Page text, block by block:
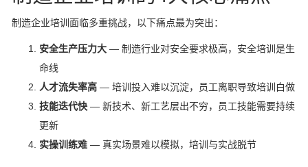
制造企业培训面临多重挑战，以下痛点最为突出：
安全生产压力大 — 制造行业对安全要求极高，安全培训是生
命线
人才流失率高 — 培训投入难以沉淀，员工离职导致培训白做
技能迭代快 — 新技术、新工艺层出不穷，员工技能需要持续
更新
实操训练难 — 真实场景难以模拟，培训与实战脱节